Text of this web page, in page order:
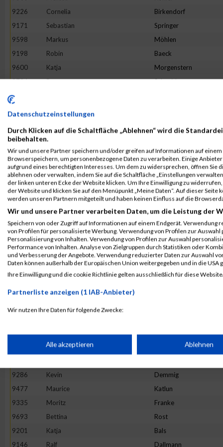
9226
Cornelia Birkendorf
9171
Sebastian Springer
9598
Markus Möhlen
9198
Robin Baeck
9600
Katja Morgenstern
9734
Petra Schneider
9610
9324
9244
Pia Borowski
9748
Patrick Schüssler
9196
Fabian Asseth
9688
André Ropat
9847
Janine Wendel
9354
Simone Gerling
9814
Peter Ulinski
9402
Simon Hanft
9582
Philip Maurer
9150
Sandra Jenning
9569
Anke
9517
Marcel Krenzel
Anika
9286
Kevin Demmig
9477
Maurice Katlun
9335
Moritz Franke
9693
Bettina Rost
9201
Katja Bals
9146
Ralf Dallmann
Datenschutzeinstellungen
Durch Klicken auf die Schaltfläche „Ablehnen“ wird die
beibehalten.
Wir und unsere Partner speichern und/oder greifen auf Informationen auf einem
Browserspeichern, um personenbezogene Daten zu verarbeiten. Einige
aufgrund eines berechtigten Interesses. Um dem zu widersprechen, öffnen Sie
ablehnen oder verwalten, indem Sie auf die Schaltfläche „Einstellungen
der linken unteren Ecke der Website klicken. Um Ihre Einwilligung zu
der Website und klicken Sie auf den Menüpunkt „Meine Daten“. Auf dieser
werden unseren Partnern mitgeteilt und haben keinen Einfluss auf die
Wir und unsere Partner verarbeiten Daten, um die Leistung der
Speichern von oder Zugriff auf Informationen auf einem Endgerät. Verwendung
von Profilen für personalisierte Werbung. Verwendung von Profilen zur
Personalisierung von Inhalten. Verwendung von Profilen zur Auswahl
Performance von Inhalten. Analyse von Zielgruppen durch Statistiken oder
und Verbesserung der Angebote. Verwendung reduzierter Daten zur Auswahl
Daten können außerhalb der Europäischen Union weitergegeben und in die USA
Ihre Einwilligung und die cookie Richtlinie gelten ausschließlich für diese
Partnerliste anzeigen (1 IAB-Anbieter)
Wir nutzen Ihre Daten für folgende Zwecke:
Speichern von oder Zugriff auf Informationen auf einem
Verwendung reduzierter Daten zur Auswahl von Werbeanzeigen
Erstellung von Profilen für personalisierte Werbung
Verwendung von Profilen zur Auswahl personalisierter Werbung
Alle akzeptieren Ablehnen